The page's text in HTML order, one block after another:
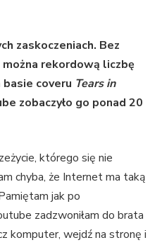
zaskoczeniach. Bez
rekordową liczbę
coveru Tears in
zobaczyło go ponad 20
którego się nie
chyba, że Internet ma taką
jak po
zadzwoniłam do brata
komputer, wejdź na stronę i